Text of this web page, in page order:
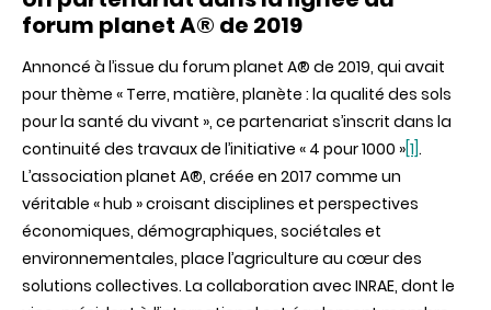
forum planet A® de 2019
Annoncé à l’issue du forum planet A® de 2019, qui avait
pour thème « Terre, matière, planète : la qualité des sols
pour la santé du vivant », ce partenariat s’inscrit dans la
continuité des travaux de l’initiative « 4 pour 1000 » [1] .
L’association planet A®, créée en 2017 comme un
véritable « hub » croisant disciplines et perspectives
économiques, démographiques, sociétales et
environnementales, place l’agriculture au cœur des
solutions collectives. La collaboration avec INRAE, dont le